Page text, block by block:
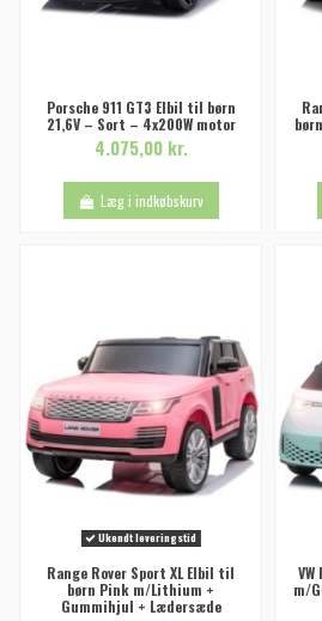
Porsche 911 GT3 Elbil til børn
21,6V – Sort – 4x200W motor
4.075,00 kr.
Læg i indkøbskurv
Ukendt leveringstid
Range Rover Sport XL Elbil til
børn Pink m/Lithium +
Gummihjul + Lædersæde
m/